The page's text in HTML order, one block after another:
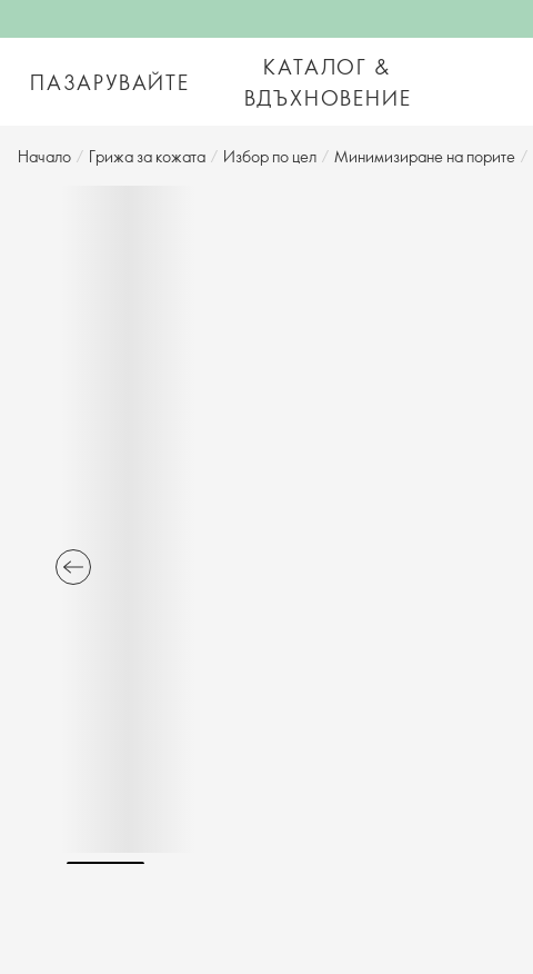
ПАЗАРУВАЙТЕ
КАТАЛОГ &
ВДЪХНОВЕНИЕ
Начало / Грижа за кожата / Избор по цел / Минимизиране на порите /